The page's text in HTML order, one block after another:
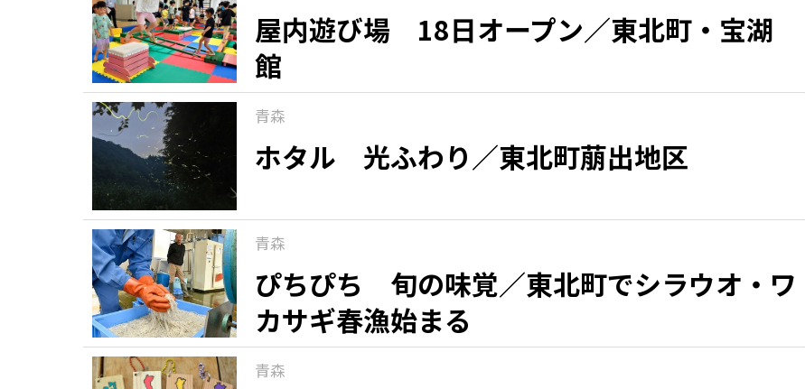
屋内遊び場 18日オープン／東北町・宝湖
館
青森
ホタル 光ふわり／東北町萠出地区
青森
ぴちぴち 旬の味覚／東北町でシラウオ・ワ
カサギ春漁始まる
青森